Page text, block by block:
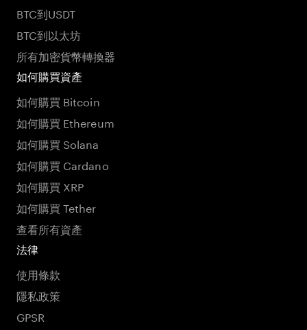
BTC到USDT
BTC到以太坊
所有加密貨幣轉換器
如何購買資產
如何購買 Bitcoin
如何購買 Ethereum
如何購買 Solana
如何購買 Cardano
如何購買 XRP
如何購買 Tether
查看所有資產
法律
使用條款
隱私政策
GPSR